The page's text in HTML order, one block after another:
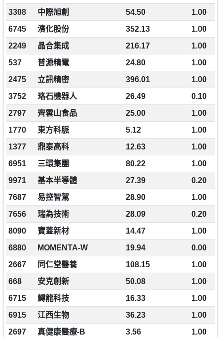
3308
中際旭創 54.50
1.00
6745
濱化股份 352.13
1.00
2249
晶合集成 216.17
1.00
537
普源精電 24.80
1.00
2475
立訊精密 396.01
1.00
3752
珞石機器人 26.49
0.10
2797
齊雲山食品 25.00
1.00
1770
東方科脈 5.12
1.00
1377
鼎泰高科 12.63
1.00
6951
三環集團 80.22
1.00
9971
基本半導體 27.39
0.20
7687
易控智駕 28.90
1.00
7656
瑞為技術 28.09
0.20
8090
寶蓋新材 14.47
1.00
6880
MOMENTA-W 19.94
0.00
2667
同仁堂醫養 108.15
1.00
668
安克創新 50.08
1.00
6715
鱘龍科技 16.33
1.00
6915
江西生物 36.23
1.00
2697
真健康醫療-B 3.56
1.00